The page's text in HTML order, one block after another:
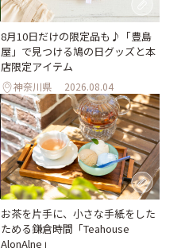
8月10日だけの限定品も♪「豊島
屋」で見つける鳩の日グッズと本
店限定アイテム
神奈川県 2026.08.04
お茶を片手に、小さな手紙をした
ためる鎌倉時間「Teahouse
AlonAlne」